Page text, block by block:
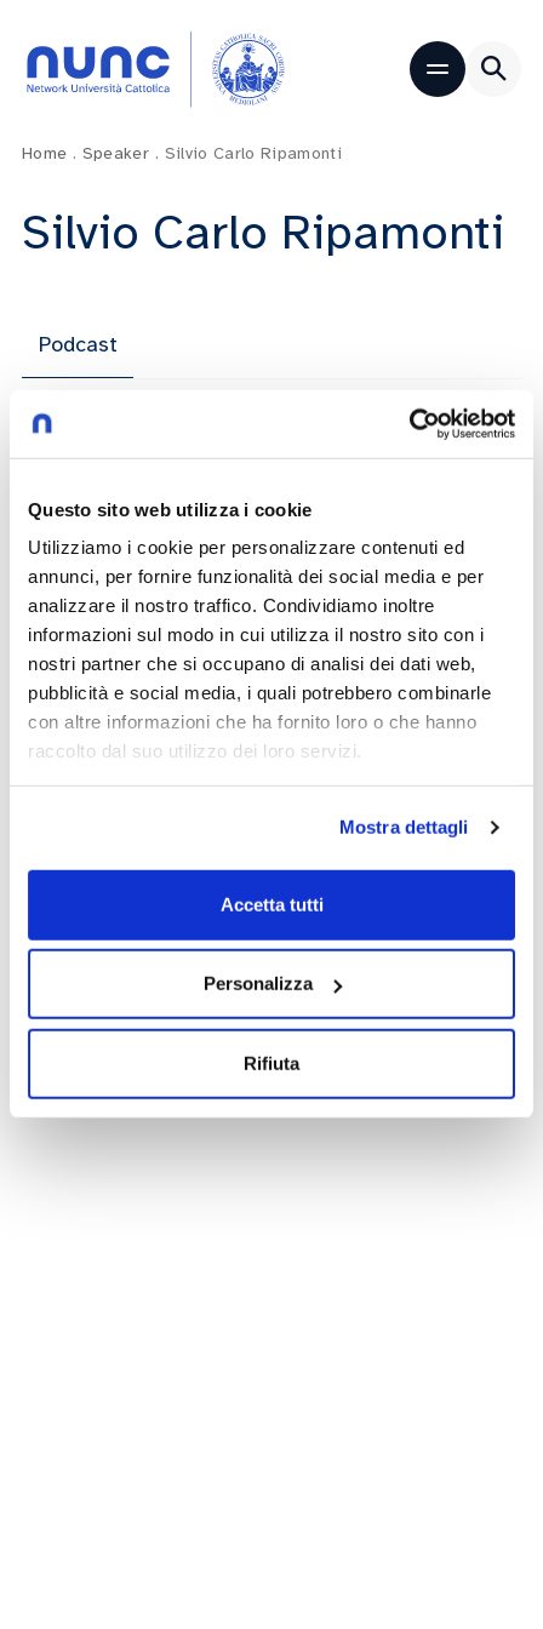
Questo sito web utilizza i cookie
Utilizziamo i cookie per personalizzare contenuti ed
annunci, per fornire funzionalità dei social media e per
analizzare il nostro traffico. Condividiamo inoltre
informazioni sul modo in cui utilizza il nostro sito con i
nostri partner che si occupano di analisi dei dati web,
pubblicità e social media, i quali potrebbero combinarle
con altre informazioni che ha fornito loro o che hanno
raccolto dal suo utilizzo dei loro servizi.
Mostra dettagli
Accetta tutti
Personalizza
Rifiuta
Home . Speaker . Silvio Carlo Ripamonti
Silvio Carlo Ripamonti
Podcast
(Im)perfetti
sconosciuti